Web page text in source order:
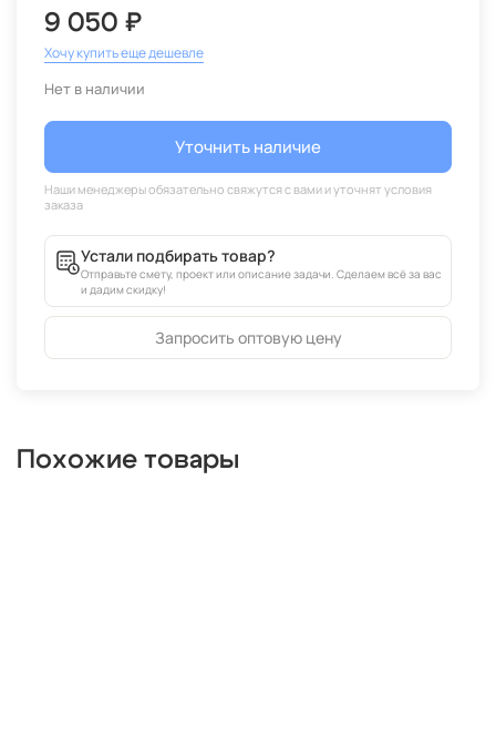
9 050 ₽
Хочу купить еще дешевле
Нет в наличии
Уточнить наличие
Устали подбирать товар?
Отправьте смету, проект или описание задачи. Сделаем всё за вас
и дадим скидку!
Запросить оптовую цену
Похожие товары